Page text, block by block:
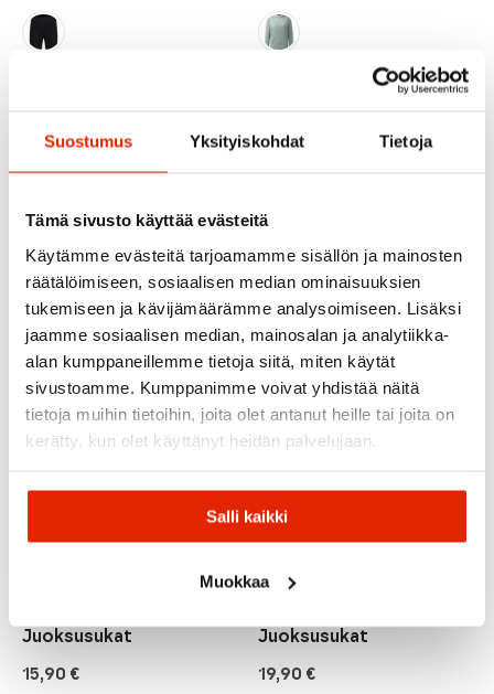
Suostumus Yksityiskohdat Tietoja
Tämä sivusto käyttää evästeitä
Käytämme evästeitä tarjoamamme sisällön ja mainosten
räätälöimiseen, sosiaalisen median ominaisuuksien
tukemiseen ja kävijämäärämme analysoimiseen. Lisäksi
jaamme sosiaalisen median, mainosalan ja analytiikka-
alan kumppaneillemme tietoja siitä, miten käytät
sivustoamme. Kumppanimme voivat yhdistää näitä
tietoja muihin tietoihin, joita olet antanut heille tai joita on
kerätty, kun olet käyttänyt heidän palvelujaan.
Salli kaikki
Muokkaa
hinta
80,00 €.
56,00€
hinta
56,00 €.
139,00 €.
111,20
111,20 €.
Haglöfs L.I.M Sunpack
15,90 €
Juoksusukat
19,90 €
Mico Light Weight X-
Juoksusukat